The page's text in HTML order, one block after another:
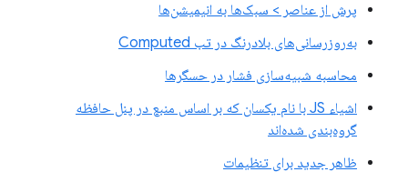
پرش از عناصر > سبک‌ها به انیمیشن‌ها
به‌روزرسانی‌های بلادرنگ در تب Computed
محاسبه شبیه‌سازی فشار در حسگرها
اشیاء JS با نام یکسان که بر اساس منبع در پنل حافظه
گروه‌بندی شده‌اند
ظاهر جدید برای تنظیمات